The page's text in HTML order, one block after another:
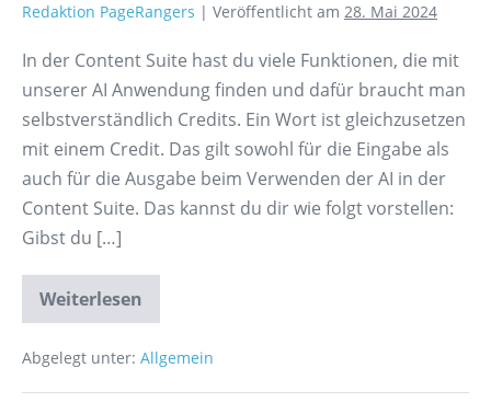
Redaktion PageRangers | Veröffentlicht am 28. Mai 2024
In der Content Suite hast du viele Funktionen, die mit
unserer AI Anwendung finden und dafür braucht man
selbstverständlich Credits. Ein Wort ist gleichzusetzen
mit einem Credit. Das gilt sowohl für die Eingabe als
auch für die Ausgabe beim Verwenden der AI in der
Content Suite. Das kannst du dir wie folgt vorstellen:
Gibst du […]
Weiterlesen
Abgelegt unter: Allgemein